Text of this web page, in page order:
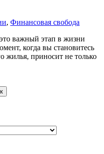
, Финансовая свобода
важный этап в жизни
когда вы становитесь
жилья, приносит не только